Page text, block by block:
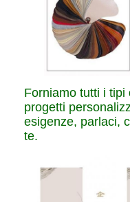
Forniamo tutti i
progetti
esigenze, parlaci,
te.